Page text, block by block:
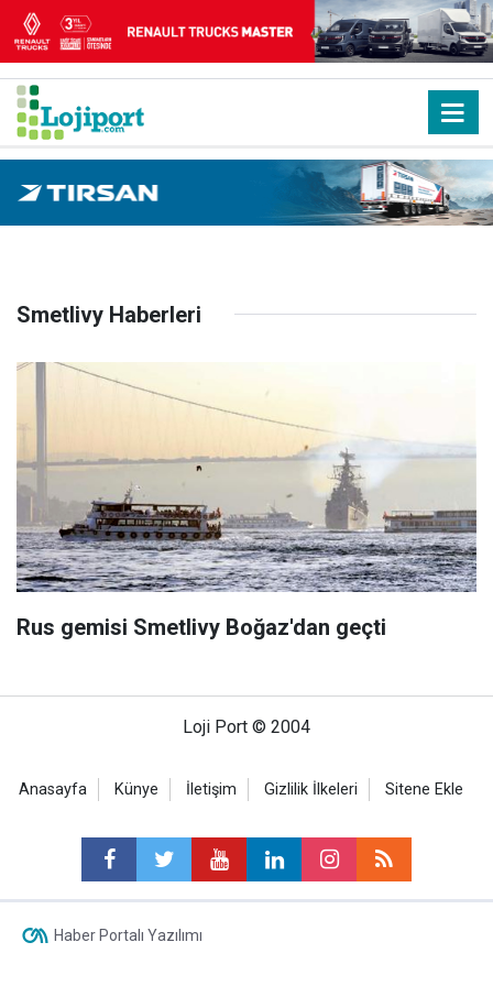
Smetlivy Haberleri
Rus gemisi Smetlivy Boğaz'dan geçti
Loji Port © 2004
Anasayfa Künye İletişim Gizlilik İlkeleri Sitene Ekle
Haber Portalı Yazılımı